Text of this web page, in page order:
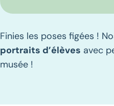
Finies les poses figées !
portraits d’élèves avec
musée !